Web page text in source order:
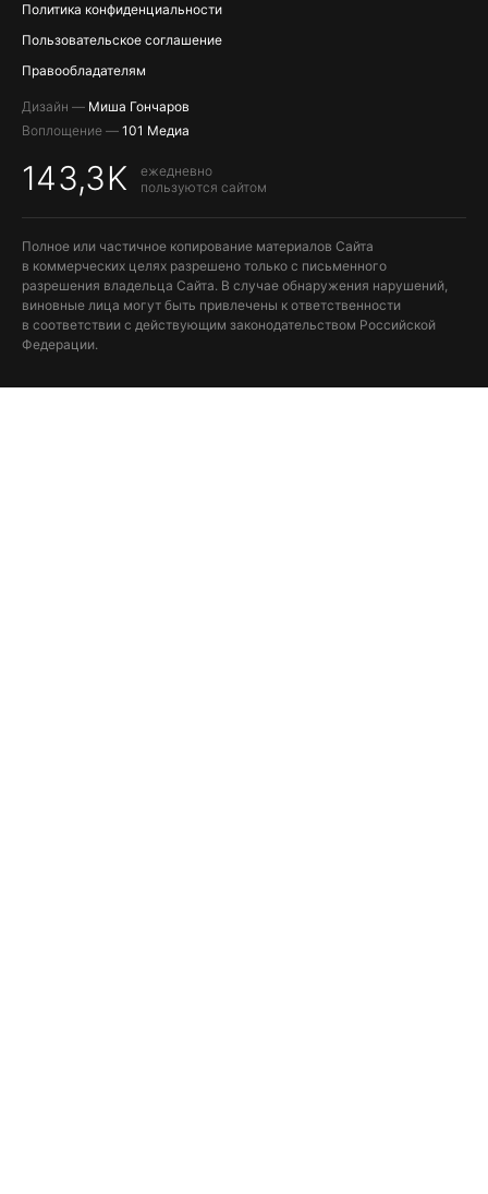
Политика конфиденциальности
Пользовательское соглашение
Правообладателям
Дизайн — Миша Гончаров
Воплощение — 101 Медиа
143,3K
ежедневно
пользуются сайтом
Полное или частичное копирование материалов Сайта
в коммерческих целях разрешено только с письменного
разрешения владельца Сайта. В случае обнаружения нарушений,
виновные лица могут быть привлечены к ответственности
в соответствии с действующим законодательством Российской
Федерации.